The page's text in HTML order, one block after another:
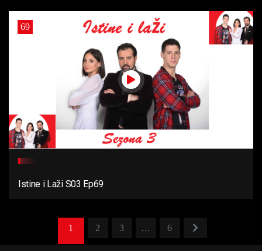
69
Istine i Laži S03 Ep69
1 2 3 … 6